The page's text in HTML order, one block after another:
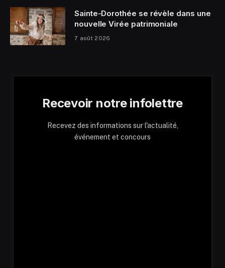
Sainte-Dorothée se révèle dans une
nouvelle Virée patrimoniale
7 août 2026
Recevoir notre infolettre
Recevez des informations sur l'actualité,
événement et concours